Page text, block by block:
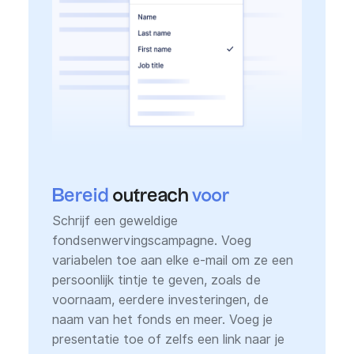
Bereid outreach voor
Schrijf een geweldige
fondsenwervingscampagne. Voeg
variabelen toe aan elke e-mail om ze een
persoonlijk tintje te geven, zoals de
voornaam, eerdere investeringen, de
naam van het fonds en meer. Voeg je
presentatie toe of zelfs een link naar je